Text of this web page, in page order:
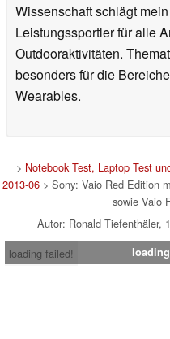
Wissenschaft schlägt
Leistungssportler für alle
Outdooraktivitäten.
besonders für die
Wearables.
> Notebook Test, Laptop Test
2013-06 > Sony: Vaio Red Edition
sowie Vaio
Autor: Ronald Tiefenthäler,
loading failed!